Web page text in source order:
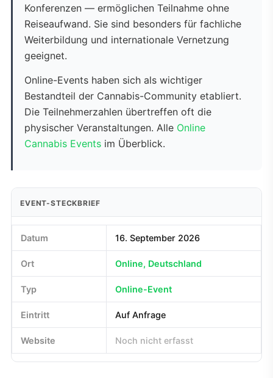
Konferenzen — ermöglichen Teilnahme ohne
Reiseaufwand. Sie sind besonders für fachliche
Weiterbildung und internationale Vernetzung
geeignet.
Online-Events haben sich als wichtiger
Bestandteil der Cannabis-Community etabliert.
Die Teilnehmerzahlen übertreffen oft die
physischer Veranstaltungen. Alle Online
Cannabis Events im Überblick.
EVENT-STECKBRIEF
Datum 16. September 2026
Ort Online, Deutschland
Typ Online-Event
Eintritt Auf Anfrage
Website Noch nicht erfasst